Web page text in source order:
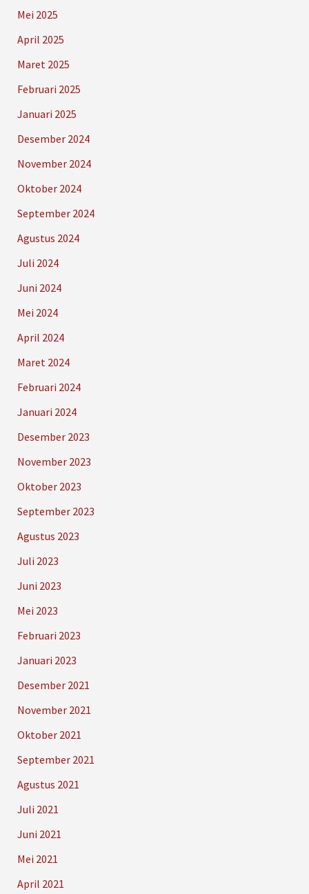
Mei 2025
April 2025
Maret 2025
Februari 2025
Januari 2025
Desember 2024
November 2024
Oktober 2024
September 2024
Agustus 2024
Juli 2024
Juni 2024
Mei 2024
April 2024
Maret 2024
Februari 2024
Januari 2024
Desember 2023
November 2023
Oktober 2023
September 2023
Agustus 2023
Juli 2023
Juni 2023
Mei 2023
Februari 2023
Januari 2023
Desember 2021
November 2021
Oktober 2021
September 2021
Agustus 2021
Juli 2021
Juni 2021
Mei 2021
April 2021